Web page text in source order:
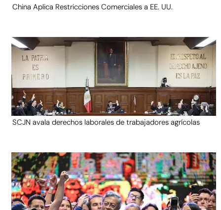
China Aplica Restricciones Comerciales a EE. UU.
SCJN avala derechos laborales de trabajadores agrícolas